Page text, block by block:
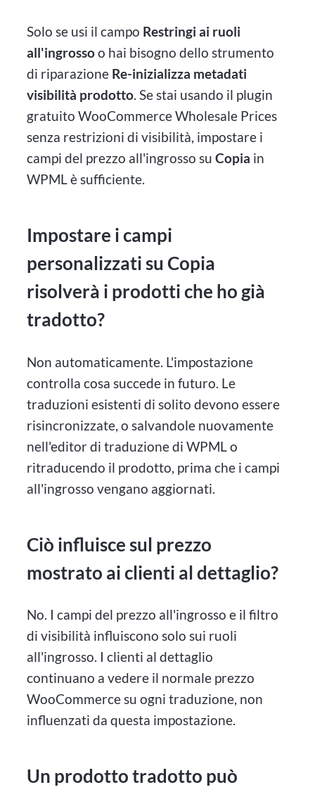
Solo se usi il campo Restringi ai ruoli
all'ingrossoo hai bisogno dello strumento
di riparazione Re-inizializza metadati
visibilità prodotto. Se stai usando il plugin
gratuito WooCommerce Wholesale Prices
senza restrizioni di visibilità, impostare i
campi del prezzo all'ingrosso suCopia in
WPML è sufficiente.
Impostare i campi
personalizzati su Copia
risolverà i prodotti che ho già
tradotto?
Non automaticamente. L'impostazione
controlla cosa succede in futuro. Le
traduzioni esistenti di solito devono essere
risincronizzate, o salvandole nuovamente
nell'editor di traduzione di WPML o
ritraducendo il prodotto, prima che i campi
all'ingrosso vengano aggiornati.
Ciò influisce sul prezzo
mostrato ai clienti al dettaglio?
No. I campi del prezzo all'ingrosso e il filtro
di visibilità influiscono solo sui ruoli
all'ingrosso. I clienti al dettaglio
continuano a vedere il normale prezzo
WooCommerce su ogni traduzione, non
influenzati da questa impostazione.
Un prodotto tradotto può